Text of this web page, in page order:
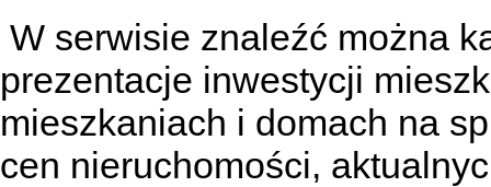
W serwisie znaleźć można
prezentacje inwestycji
mieszkaniach i domach na
cen nieruchomości,